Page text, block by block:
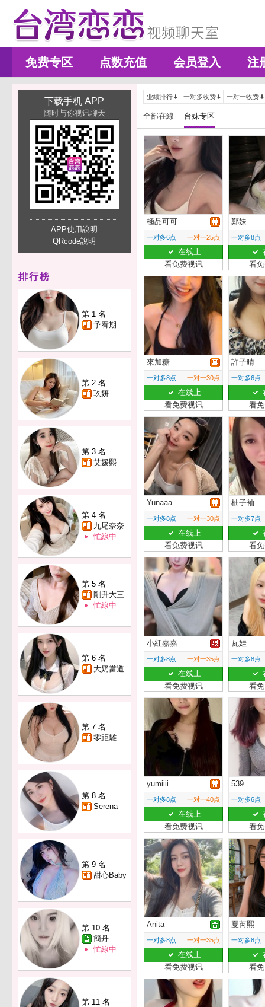
免费专区 点数充值 会员登入 注
下载手机 APP
随时与你视讯聊天
APP使用說明
QRcode說明
排行榜
第 1 名
予宥期
第 2 名
玖妍
第 3 名
艾媛熙
第 4 名
九尾奈奈
忙線中
第 5 名
剛升大三
忙線中
第 6 名
大奶當道
第 7 名
零距離
第 8 名
Serena
第 9 名
甜心Baby
第 10 名
簡丹
忙線中
第 11 名
业绩排行 一对多收费 一对一收费
全部在線 台妹专区
極品可可
一对多6点 一对一25点
在线上
看免费视讯
鄭妹
一对多8点
看
來加糖
一对多8点 一对一30点
在线上
看免费视讯
許子晴
一对多6点
看
Yunaaa
一对多8点 一对一30点
在线上
看免费视讯
柚子袖
一对多7点
看
小紅嘉嘉
一对多8点 一对一35点
在线上
看免费视讯
瓦娃
一对多8点
看
yumiiii
一对多8点 一对一40点
在线上
看免费视讯
539
一对多6点
看
Anita
一对多8点 一对一35点
在线上
看免费视讯
夏芮熙
一对多8点
看